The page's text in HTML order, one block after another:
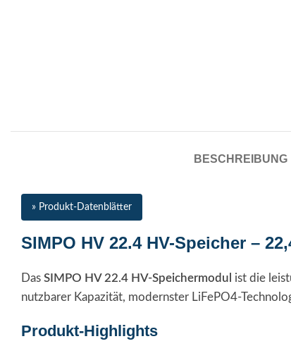
BESCHREIBUNG
» Produkt-Datenblätter
SIMPO HV 22.4 HV-Speicher –
Das SIMPO HV 22.4 HV-Speichermodul ist die
nutzbarer Kapazität, modernster LiFePO4-
Produkt-Highlights